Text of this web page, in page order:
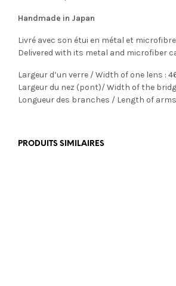
Handmade in Japan
Livré avec son étui en métal et
Delivered with its metal and microfiber
Largeur d’un verre / Width of one lens :
Largeur du nez (pont)/ Width of the
Longueur des branches / Length of arms
PRODUITS SIMILAIRES